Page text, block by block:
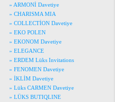
» ARMONİ Davetiye
» CHARISMA MIA
» COLLECTİON Davetiye
» EKO POLEN
» EKONOM Davetiye
» ELEGANCE
» ERDEM Lüks Invitations
» FENOMEN Davetiye
» İKLİM Davetiye
» Lüks CARMEN Davetiye
» LÜKS BUTIQLINE